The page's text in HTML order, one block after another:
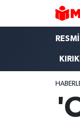
Hava Durumu
Trafik Durumu
Süper Lig
Tüm